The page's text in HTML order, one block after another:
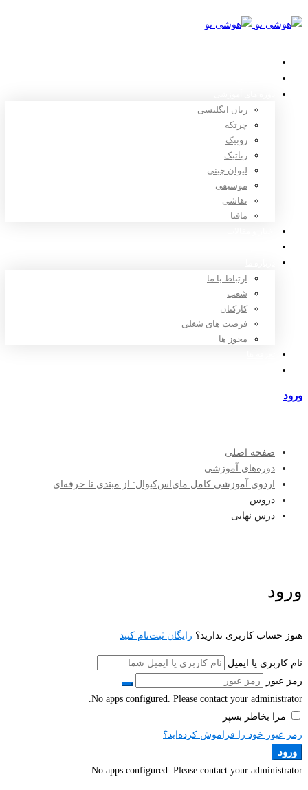
زبان انگلیسی
چرتکه
روبیک
رباتیک
لیوان چینی
موسیقی
نقاشی
مافیا
ارتباط با ما
شعب
کارکنان
فرصت های شغلی
مجوز ها
ورود
صفحه اصلی
دوره‌های آموزشی
اردوی آموزشی کامل مای‌اس‌کیو‌ال: از مبتدی تا حرفه‌ای
دروس
درس نهایی
ورود
هنوز حساب کاربری ندارید؟ رایگان ثبت‌نام کنید
نام کاربری یا ایمیل
رمز عبور
No apps configured. Please contact your administrator.
مرا بخاطر بسپر
رمز عبور خود را فراموش کرده‌اید؟
ورود
No apps configured. Please contact your administrator.